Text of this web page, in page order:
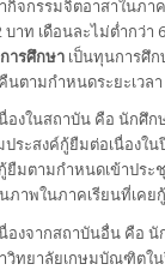
กิจกรรมจิตอาสาในภา
บาท เดือนละไม่ต่ำกว่
ารศึกษา เป็นทุนการศึ
นตามกำหนดระยะเว
องในสถาบัน คือ นักศึ
ระสงค์กู้ยืมต่อเนื่องใ
มตามกำหนดเข้าประ
ภาพในภาคเรียนที่เคย
องจากสถาบันอื่น คือ
วิทยาลัยเกษมบัณฑิตใ